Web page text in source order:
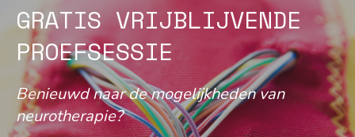
GRATIS VRIJBLIJVENDE
PROEFSESSIE
Benieuwd naar de mogelijkheden van
neurotherapie?